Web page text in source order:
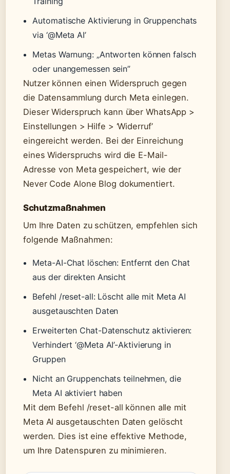
Automatische Aktivierung in Gruppenchats
via ‘@Meta AI’
Metas Warnung: „Antworten können falsch
oder unangemessen sein”
Nutzer können einen Widerspruch gegen
die Datensammlung durch Meta einlegen.
Dieser Widerspruch kann über WhatsApp >
Einstellungen > Hilfe > ‘Widerruf’
eingereicht werden. Bei der Einreichung
eines Widerspruchs wird die E-Mail-
Adresse von Meta gespeichert, wie der
Never Code Alone Blog dokumentiert.
Schutzmaßnahmen
Um Ihre Daten zu schützen, empfehlen sich
folgende Maßnahmen:
Meta-AI-Chat löschen: Entfernt den Chat
aus der direkten Ansicht
Befehl /reset-all: Löscht alle mit Meta AI
ausgetauschten Daten
Erweiterten Chat-Datenschutz aktivieren:
Verhindert ‘@Meta AI’-Aktivierung in
Gruppen
Nicht an Gruppenchats teilnehmen, die
Meta AI aktiviert haben
Mit dem Befehl /reset-all können alle mit
Meta AI ausgetauschten Daten gelöscht
werden. Dies ist eine effektive Methode,
um Ihre Datenspuren zu minimieren.